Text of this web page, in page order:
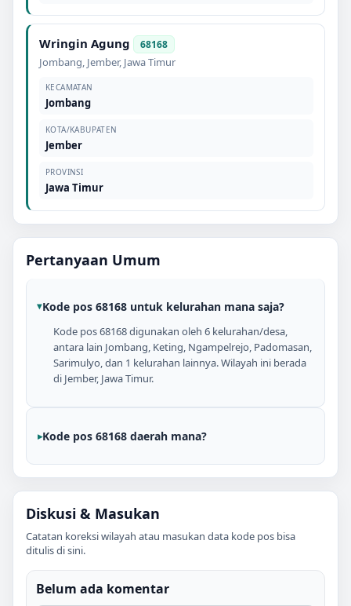
Wringin Agung 68168
Jombang, Jember, Jawa Timur
KECAMATAN
Jombang
KOTA/KABUPATEN
Jember
PROVINSI
Jawa Timur
Pertanyaan Umum
Kode pos 68168 untuk kelurahan mana saja?
Kode pos 68168 digunakan oleh 6 kelurahan/desa,
antara lain Jombang, Keting, Ngampelrejo, Padomasan,
Sarimulyo, dan 1 kelurahan lainnya. Wilayah ini berada
di Jember, Jawa Timur.
Kode pos 68168 daerah mana?
Diskusi & Masukan
Catatan koreksi wilayah atau masukan data kode pos bisa
ditulis di sini.
Belum ada komentar